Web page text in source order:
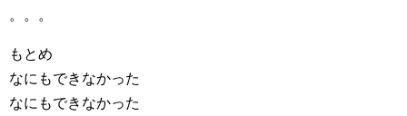
。。。
もとめ
なにもできなかった
なにもできなかった